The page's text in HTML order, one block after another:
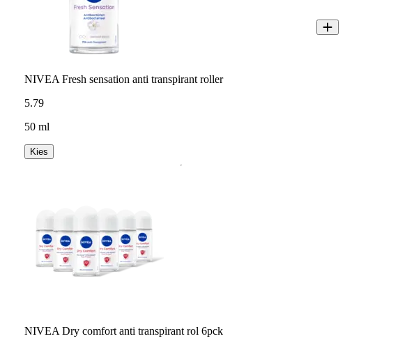
NIVEA Fresh sensation anti transpirant roller
5.79
50 ml
Kies
NIVEA Dry comfort anti transpirant rol 6pck